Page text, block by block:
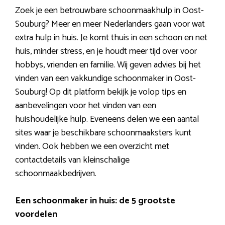
Zoek je een betrouwbare schoonmaakhulp in Oost-
Souburg? Meer en meer Nederlanders gaan voor wat
extra hulp in huis. Je komt thuis in een schoon en net
huis, minder stress, en je houdt meer tijd over voor
hobbys, vrienden en familie. Wij geven advies bij het
vinden van een vakkundige schoonmaker in Oost-
Souburg! Op dit platform bekijk je volop tips en
aanbevelingen voor het vinden van een
huishoudelijke hulp. Eveneens delen we een aantal
sites waar je beschikbare schoonmaaksters kunt
vinden. Ook hebben we een overzicht met
contactdetails van kleinschalige
schoonmaakbedrijven.
Een schoonmaker in huis: de 5 grootste
voordelen